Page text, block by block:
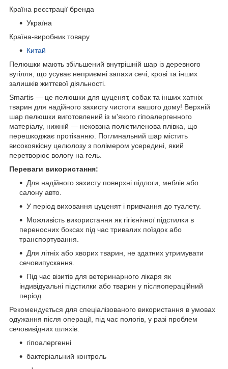
Країна реєстрації бренда
Україна
Країна-виробник товару
Китай
Пелюшки мають збільшений внутрішній шар із деревного
вугілля, що усуває неприємні запахи сечі, крові та інших
залишків життєвої діяльності.
Smartis — це пелюшки для цуценят, собак та інших хатніх
тварин для надійного захисту чистоти вашого дому! Верхній
шар пелюшки виготовлений із м'якого гіпоалергенного
матеріалу, нижній — нековзна поліетиленова плівка, що
перешкоджає протіканню. Поглинальний шар містить
високоякісну целюлозу з полімером усередині, який
перетворює вологу на гель.
Переваги використання:
Для надійного захисту поверхні підлоги, меблів або
салону авто.
У період виховання цуценят і привчання до туалету.
Можливість використання як гігієнічної підстилки в
переносних боксах під час тривалих поїздок або
транспортування.
Для літніх або хворих тварин, не здатних утримувати
сечовипускання.
Під час візитів для ветеринарного лікаря як
індивідуальні підстилки або тварин у післяопераційний
період.
Рекомендується для спеціалізованого використання в умовах
одужання після операції, під час пологів, у разі проблем
сечовивідних шляхів.
гіпоалергенні
бактеріальний контроль